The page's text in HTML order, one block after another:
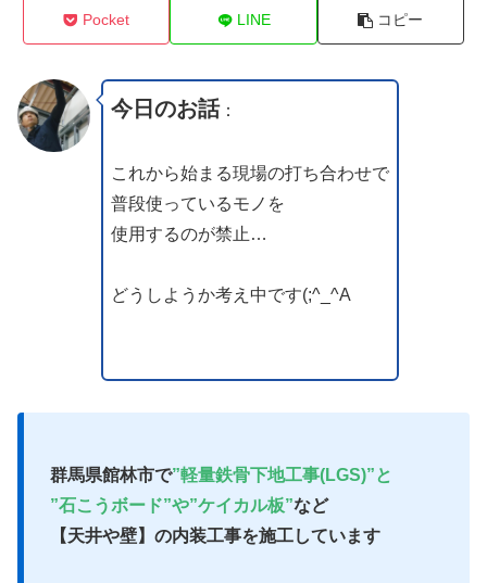
Pocket LINE コピー
今日のお話：
これから始まる現場の打ち合わせで
普段使っているモノを
使用するのが禁止…
どうしようか考え中です(;^_^A
群馬県館林市で”軽量鉄骨下地工事(LGS)”と
”石こうボード”や”ケイカル板”など
【天井や壁】の内装工事を施工しています